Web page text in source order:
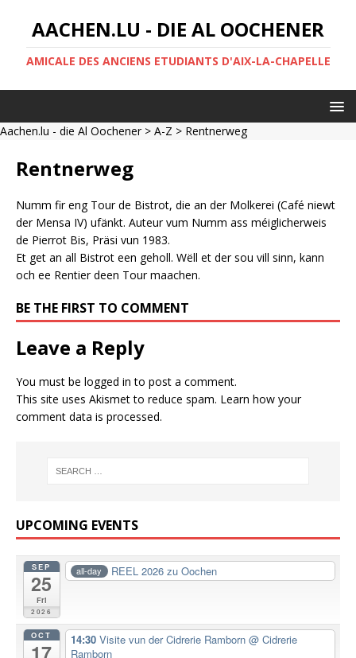
AACHEN.LU - DIE AL OOCHENER
AMICALE DES ANCIENS ETUDIANTS D'AIX-LA-CHAPELLE
Aachen.lu - die Al Oochener> A-Z > Rentnerweg
Rentnerweg
Numm fir eng Tour de Bistrot, die an der Molkerei (Café niewt
der Mensa IV) ufänkt. Auteur vum Numm ass méiglicherweis
de Pierrot Bis, Präsi vun 1983.
Et get an all Bistrot een geholl. Wëll et der sou vill sinn, kann
och ee Rentier deen Tour maachen.
BE THE FIRST TO COMMENT
Leave a Reply
You must be logged in to post a comment.
This site uses Akismet to reduce spam. Learn how your
comment data is processed.
UPCOMING EVENTS
SEP
25
Fri
2026
all-day REEL 2026 zu Oochen
OCT
17
14:30 Visite vun der Cidrerie Ramborn @ Cidrerie
Ramborn